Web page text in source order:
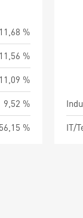
11,68 %
11,56 %
11,09 %
9,52 %
56,15 %
IT/